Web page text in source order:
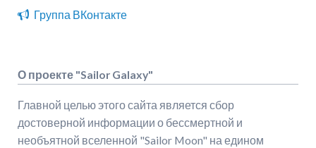
Группа ВКонтакте
О проекте "Sailor Galaxy"
Главной целью этого сайта является сбор
достоверной информации о бессмертной и
необъятной вселенной "Sailor Moon" на едином